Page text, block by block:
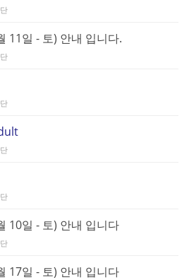
11일 - 토) 안내 입니다.
10일 - 토) 안내 입니다
17일 - 토) 안내 입니다